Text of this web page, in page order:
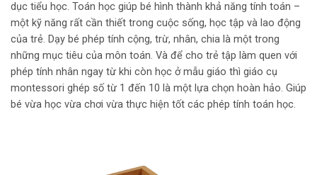
dục tiểu học. Toán học giúp bé hình thành khả năng tính toán –
một kỹ năng rất cần thiết trong cuộc sống, học tập và lao động
của trẻ. Dạy bé phép tính cộng, trừ, nhân, chia là một trong
những mục tiêu của môn toán. Và để cho trẻ tập làm quen với
phép tính nhân ngay từ khi còn học ở mẫu giáo thì giáo cụ
montessori ghép số từ 1 đến 10 là một lựa chọn hoàn hảo. Giúp
bé vừa học vừa chơi vừa thực hiện tốt các phép tính toán học.